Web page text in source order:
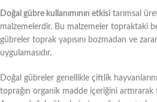
Doğal gübre kullanımının etkisi tarımsal
malzemelerdir. Bu malzemeler topraktaki
gübreler toprak yapısını bozmadan ve
uygulamasıdır.
Doğal gübreler genellikle çiftlik
toprağın organik madde içeriğini arttırarak